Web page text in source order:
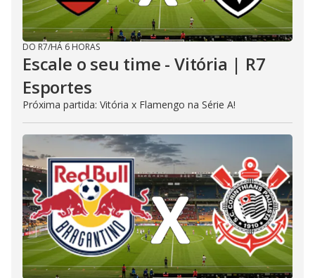
DO R7/HÁ 6 HORAS
Escale o seu time - Vitória | R7
Esportes
Próxima partida: Vitória x Flamengo na Série A!